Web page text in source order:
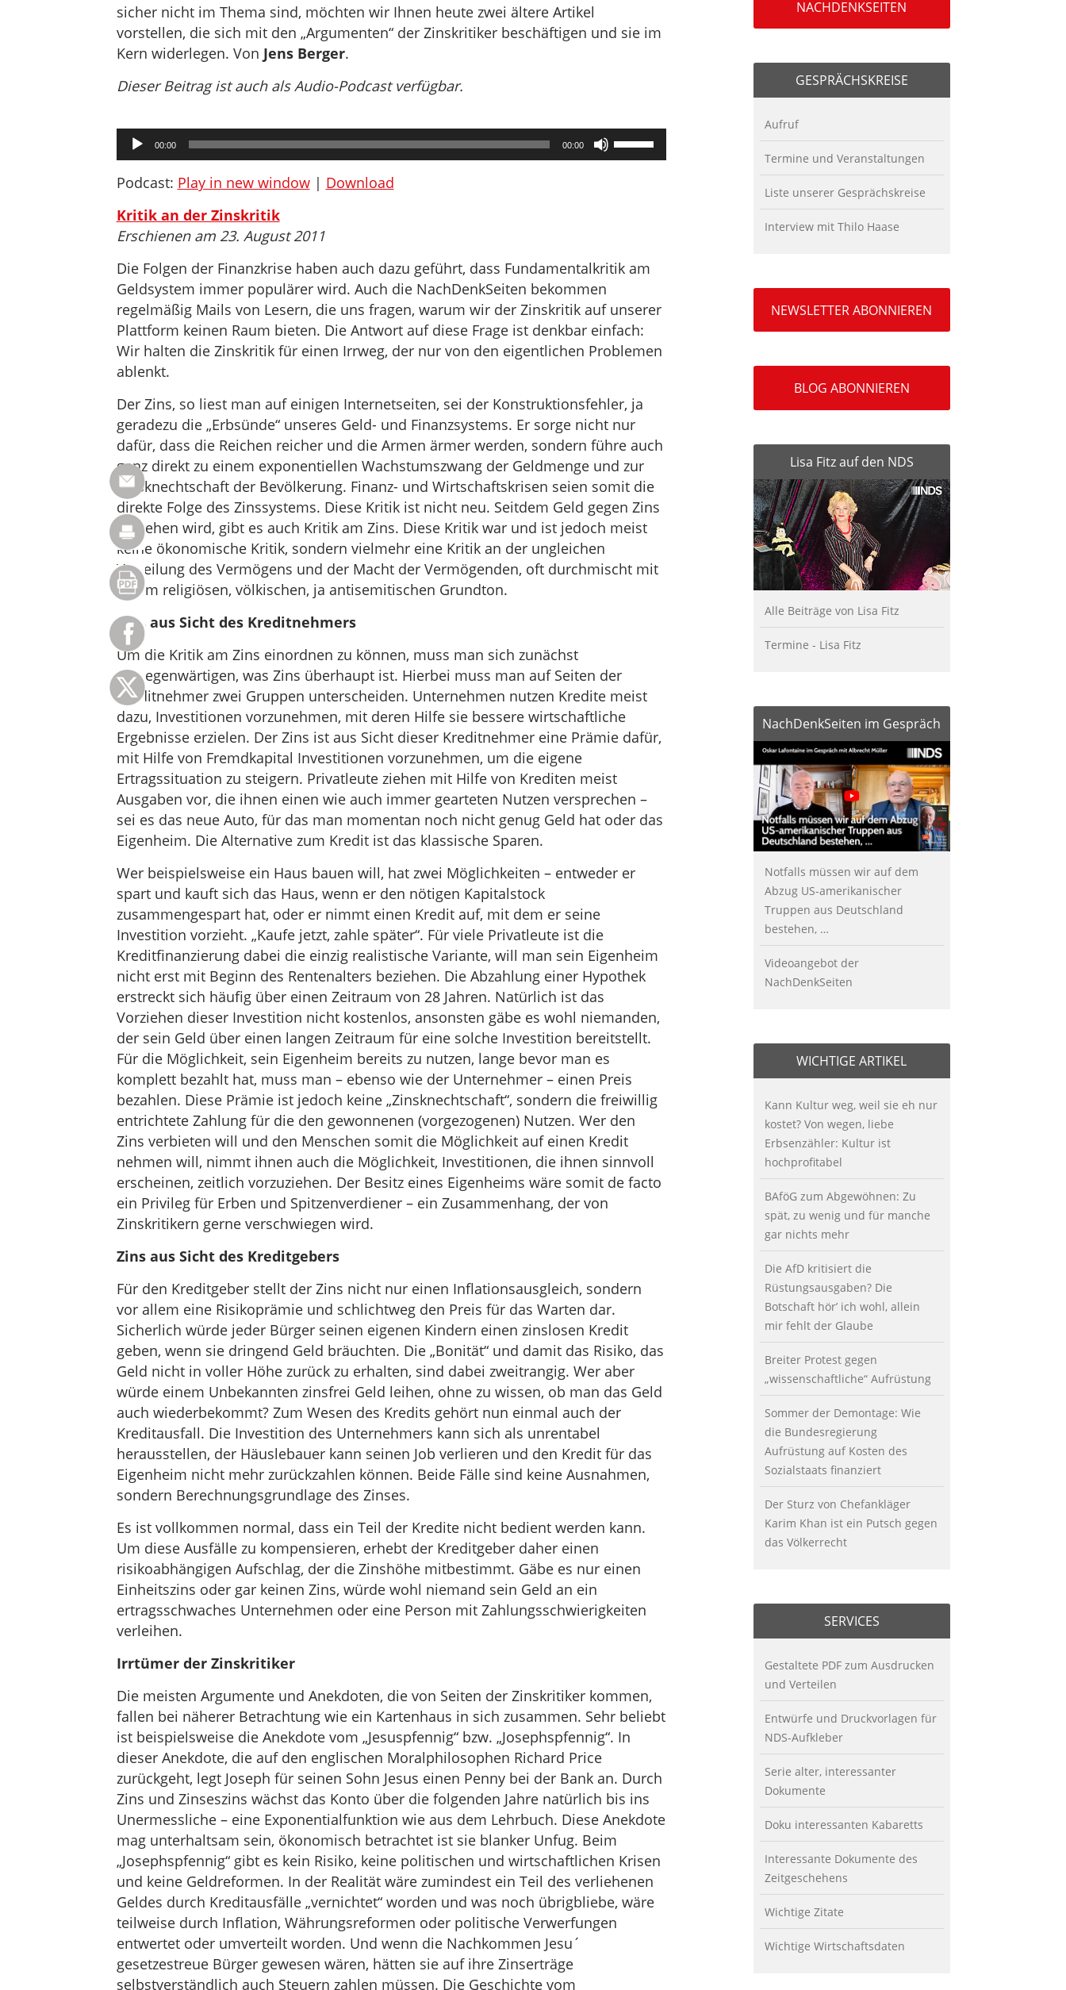
sicher nicht im Thema sind, möchten wir Ihnen heute zwei ältere Artikel
vorstellen, die sich mit den „Argumenten“ der Zinskritiker beschäftigen und sie im
Kern widerlegen. Von Jens Berger.
Dieser Beitrag ist auch als Audio-Podcast verfügbar.
Audio-
Player
00:00 00:00
Pfeiltasten
Hoch/Runter
regeln.
Podcast: Play in new window| Download
Kritik an der Zinskritik
Erschienen am 23. August 2011
Die Folgen der Finanzkrise haben auch dazu geführt, dass Fundamentalkritik am
Geldsystem immer populärer wird. Auch die NachDenkSeiten bekommen
regelmäßig Mails von Lesern, die uns fragen, warum wir der Zinskritik auf unserer
Plattform keinen Raum bieten. Die Antwort auf diese Frage ist denkbar einfach:
Wir halten die Zinskritik für einen Irrweg, der nur von den eigentlichen Problemen
ablenkt.
Der Zins, so liest man auf einigen Internetseiten, sei der Konstruktionsfehler, ja
geradezu die „Erbsünde“ unseres Geld- und Finanzsystems. Er sorge nicht nur
dafür, dass die Reichen reicher und die Armen ärmer werden, sondern führe auch
ganz direkt zu einem exponentiellen Wachstumszwang der Geldmenge und zur
Zinsknechtschaft der Bevölkerung. Finanz- und Wirtschaftskrisen seien somit die
direkte Folge des Zinssystems. Diese Kritik ist nicht neu. Seitdem Geld gegen Zins
verliehen wird, gibt es auch Kritik am Zins. Diese Kritik war und ist jedoch meist
keine ökonomische Kritik, sondern vielmehr eine Kritik an der ungleichen
Verteilung des Vermögens und der Macht der Vermögenden, oft durchmischt mit
einem religiösen, völkischen, ja antisemitischen Grundton.
Zins aus Sicht des Kreditnehmers
Um die Kritik am Zins einordnen zu können, muss man sich zunächst
vergegenwärtigen, was Zins überhaupt ist. Hierbei muss man auf Seiten der
Kreditnehmer zwei Gruppen unterscheiden. Unternehmen nutzen Kredite meist
dazu, Investitionen vorzunehmen, mit deren Hilfe sie bessere wirtschaftliche
Ergebnisse erzielen. Der Zins ist aus Sicht dieser Kreditnehmer eine Prämie dafür,
mit Hilfe von Fremdkapital Investitionen vorzunehmen, um die eigene
Ertragssituation zu steigern. Privatleute ziehen mit Hilfe von Krediten meist
Ausgaben vor, die ihnen einen wie auch immer gearteten Nutzen versprechen –
sei es das neue Auto, für das man momentan noch nicht genug Geld hat oder das
Eigenheim. Die Alternative zum Kredit ist das klassische Sparen.
Wer beispielsweise ein Haus bauen will, hat zwei Möglichkeiten – entweder er
spart und kauft sich das Haus, wenn er den nötigen Kapitalstock
zusammengespart hat, oder er nimmt einen Kredit auf, mit dem er seine
Investition vorzieht. „Kaufe jetzt, zahle später“. Für viele Privatleute ist die
Kreditfinanzierung dabei die einzig realistische Variante, will man sein Eigenheim
nicht erst mit Beginn des Rentenalters beziehen. Die Abzahlung einer Hypothek
erstreckt sich häufig über einen Zeitraum von 28 Jahren. Natürlich ist das
Vorziehen dieser Investition nicht kostenlos, ansonsten gäbe es wohl niemanden,
der sein Geld über einen langen Zeitraum für eine solche Investition bereitstellt.
Für die Möglichkeit, sein Eigenheim bereits zu nutzen, lange bevor man es
komplett bezahlt hat, muss man – ebenso wie der Unternehmer – einen Preis
bezahlen. Diese Prämie ist jedoch keine „Zinsknechtschaft“, sondern die freiwillig
entrichtete Zahlung für die den gewonnenen (vorgezogenen) Nutzen. Wer den
Zins verbieten will und den Menschen somit die Möglichkeit auf einen Kredit
nehmen will, nimmt ihnen auch die Möglichkeit, Investitionen, die ihnen sinnvoll
erscheinen, zeitlich vorzuziehen. Der Besitz eines Eigenheims wäre somit de facto
ein Privileg für Erben und Spitzenverdiener – ein Zusammenhang, der von
Zinskritikern gerne verschwiegen wird.
Zins aus Sicht des Kreditgebers
Für den Kreditgeber stellt der Zins nicht nur einen Inflationsausgleich, sondern
vor allem eine Risikoprämie und schlichtweg den Preis für das Warten dar.
Sicherlich würde jeder Bürger seinen eigenen Kindern einen zinslosen Kredit
geben, wenn sie dringend Geld bräuchten. Die „Bonität“ und damit das Risiko, das
Geld nicht in voller Höhe zurück zu erhalten, sind dabei zweitrangig. Wer aber
würde einem Unbekannten zinsfrei Geld leihen, ohne zu wissen, ob man das Geld
auch wiederbekommt? Zum Wesen des Kredits gehört nun einmal auch der
Kreditausfall. Die Investition des Unternehmers kann sich als unrentabel
herausstellen, der Häuslebauer kann seinen Job verlieren und den Kredit für das
Eigenheim nicht mehr zurückzahlen können. Beide Fälle sind keine Ausnahmen,
sondern Berechnungsgrundlage des Zinses.
Es ist vollkommen normal, dass ein Teil der Kredite nicht bedient werden kann.
Um diese Ausfälle zu kompensieren, erhebt der Kreditgeber daher einen
risikoabhängigen Aufschlag, der die Zinshöhe mitbestimmt. Gäbe es nur einen
Einheitszins oder gar keinen Zins, würde wohl niemand sein Geld an ein
ertragsschwaches Unternehmen oder eine Person mit Zahlungsschwierigkeiten
verleihen.
Irrtümer der Zinskritiker
Die meisten Argumente und Anekdoten, die von Seiten der Zinskritiker kommen,
fallen bei näherer Betrachtung wie ein Kartenhaus in sich zusammen. Sehr beliebt
ist beispielsweise die Anekdote vom „Jesuspfennig“ bzw. „Josephspfennig“. In
dieser Anekdote, die auf den englischen Moralphilosophen Richard Price
zurückgeht, legt Joseph für seinen Sohn Jesus einen Penny bei der Bank an. Durch
Zins und Zinseszins wächst das Konto über die folgenden Jahre natürlich bis ins
Unermessliche – eine Exponentialfunktion wie aus dem Lehrbuch. Diese Anekdote
mag unterhaltsam sein, ökonomisch betrachtet ist sie blanker Unfug. Beim
„Josephspfennig“ gibt es kein Risiko, keine politischen und wirtschaftlichen Krisen
und keine Geldreformen. In der Realität wäre zumindest ein Teil des verliehenen
Geldes durch Kreditausfälle „vernichtet“ worden und was noch übrigbliebe, wäre
teilweise durch Inflation, Währungsreformen oder politische Verwerfungen
entwertet oder umverteilt worden. Und wenn die Nachkommen Jesu´
gesetzestreue Bürger gewesen wären, hätten sie auf ihre Zinserträge
selbstverständlich auch Steuern zahlen müssen. Die Geschichte vom
NACHDENKSEITEN
GESPRÄCHSKREISE
Aufruf
Termine und Veranstaltungen
Liste unserer Gesprächskreise
Interview mit Thilo Haase
NEWSLETTER ABONNIEREN
BLOG ABONNIEREN
Lisa Fitz auf den NDS
Alle Beiträge von Lisa Fitz
Termine - Lisa Fitz
NachDenkSeiten im Gespräch
Notfalls müssen wir auf dem
Abzug US-amerikanischer
Truppen aus Deutschland
bestehen, …
Videoangebot der
NachDenkSeiten
WICHTIGE ARTIKEL
Kann Kultur weg, weil sie eh nur
kostet? Von wegen, liebe
Erbsenzähler: Kultur ist
hochprofitabel
BAföG zum Abgewöhnen: Zu
spät, zu wenig und für manche
gar nichts mehr
Die AfD kritisiert die
Rüstungsausgaben? Die
Botschaft hör’ ich wohl, allein
mir fehlt der Glaube
Breiter Protest gegen
„wissenschaftliche“ Aufrüstung
Sommer der Demontage: Wie
die Bundesregierung
Aufrüstung auf Kosten des
Sozialstaats finanziert
Der Sturz von Chefankläger
Karim Khan ist ein Putsch gegen
das Völkerrecht
SERVICES
Gestaltete PDF zum Ausdrucken
und Verteilen
Entwürfe und Druckvorlagen für
NDS-Aufkleber
Serie alter, interessanter
Dokumente
Doku interessanten Kabaretts
Interessante Dokumente des
Zeitgeschehens
Wichtige Zitate
Wichtige Wirtschaftsdaten